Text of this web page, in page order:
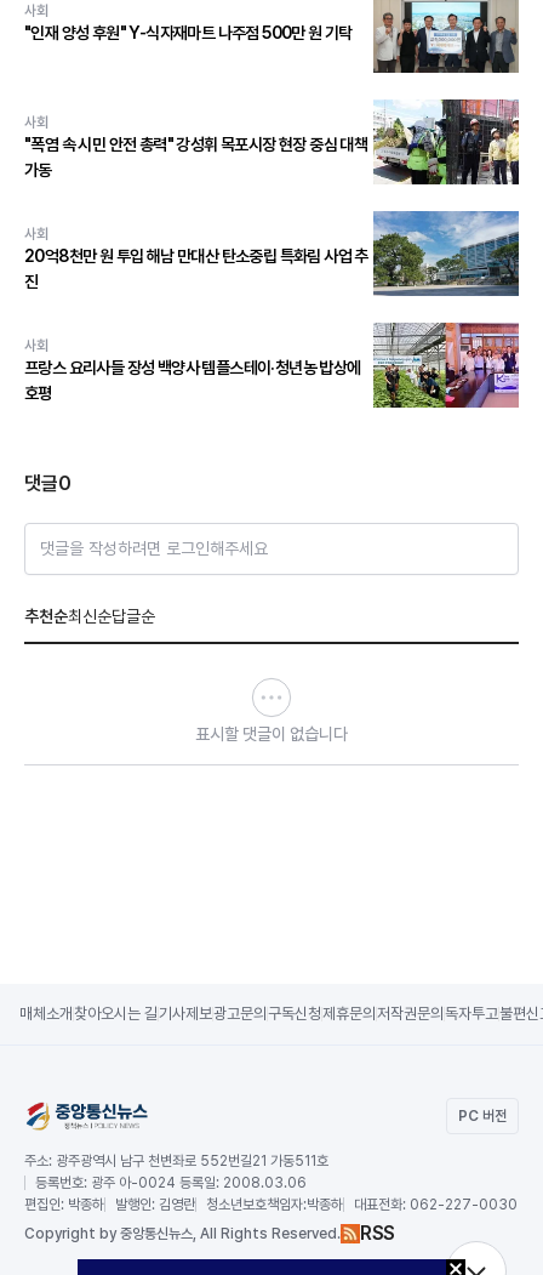
사회
"인재 양성 후원" Y-식자재마트 나주점 500만 원 기탁
사회
"폭염 속 시민 안전 총력" 강성휘 목포시장 현장 중심 대책
가동
사회
20억8천만 원 투입 해남 만대산 탄소중립 특화림 사업 추
진
사회
프랑스 요리사들 장성 백양사 템플스테이·청년농 밥상에
호평
댓글0
댓글을 작성하려면 로그인해주세요
추천순최신순답글순
표시할 댓글이 없습니다
매체소개 찾아오시는 길기사제보광고문의 구독신청제휴문의 저작권문의 독자투고불편신
PC 버전
주소: 광주광역시 남구 천변좌로 552번길21 가동511호
등록번호: 광주 아-0024 등록일: 2008.03.06
편집인: 박종하 발행인: 김영란 청소년보호책임자:박종하 대표전화: 062-227-0030
Copyright by 중앙통신뉴스, All Rights Reserved. RSS